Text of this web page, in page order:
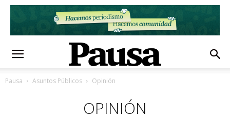
Pausa Asuntos Públicos Opinión
OPINIÓN